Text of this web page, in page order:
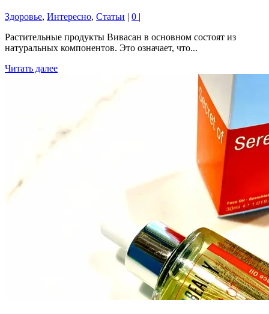
Здоровье, Интересно, Статьи | 0 |
Растительные продукты Вивасан в основном состоят из
натуральных компонентов. Это означает, что...
Читать далее